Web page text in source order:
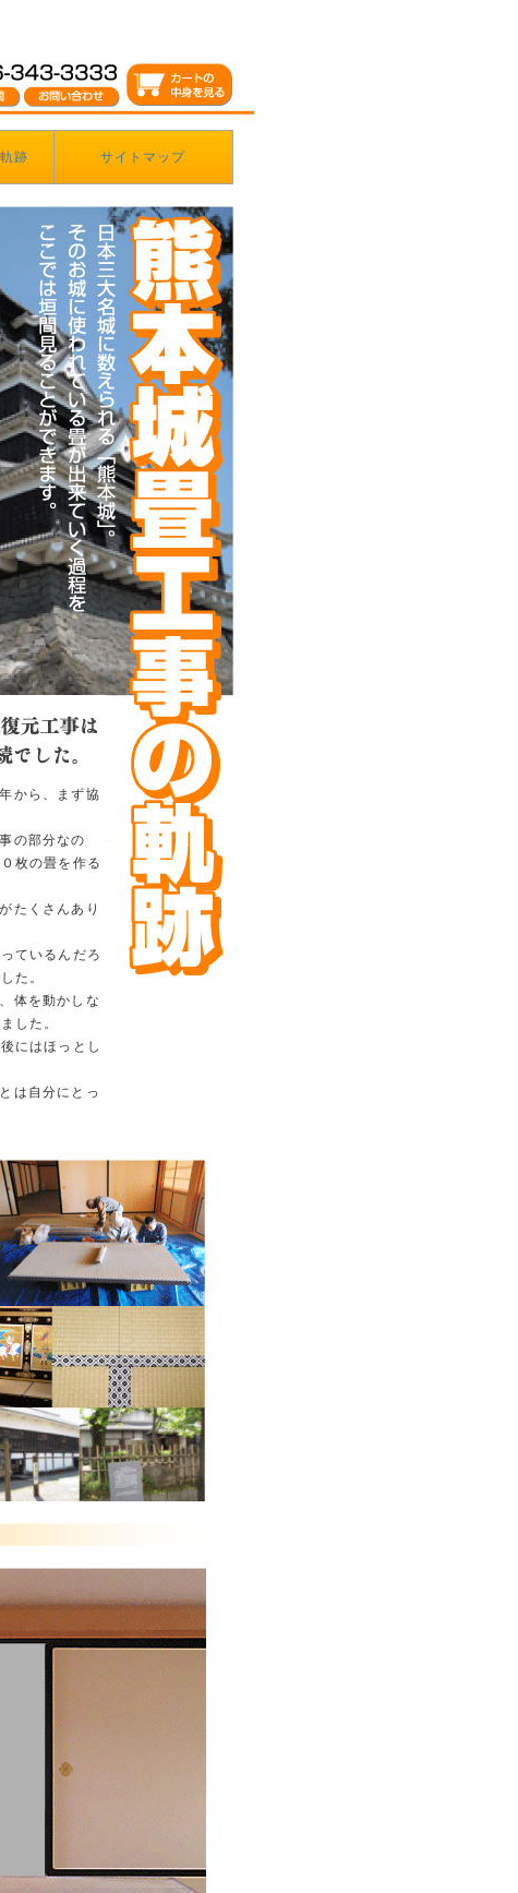
跡 サイトマップ
から、まず協
の部分なの
枚の畳を作る
たくさんあり
ているんだろ
た。
体を動かしな
した。
にはほっとし
は自分にとっ